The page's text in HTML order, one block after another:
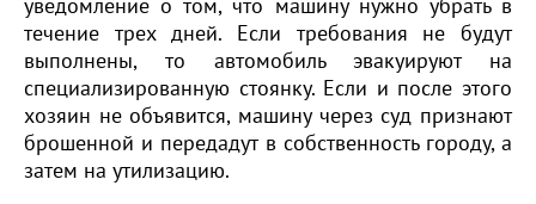
уведомление о том, что машину нужно убрать в
течение трех дней. Если требования не будут
выполнены, то автомобиль эвакуируют на
специализированную стоянку. Если и после этого
хозяин не объявится, машину через суд признают
брошенной и передадут в собственность городу, а
затем на утилизацию.